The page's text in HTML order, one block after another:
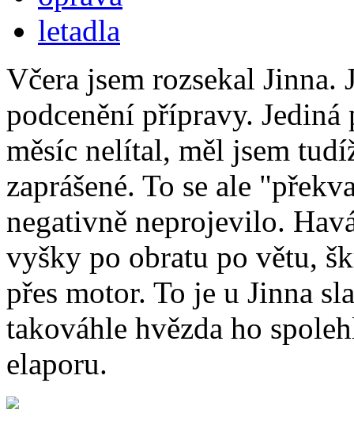
letadla
Včera jsem rozsekal Jinna.
podcenění přípravy.
měsíc nelítal, měl jsem
zaprášené. To se ale
negativně neprojevilo.
vyšky po obratu po větu,
přes motor. To je u Jinna
takováhle hvězda ho
elaporu.